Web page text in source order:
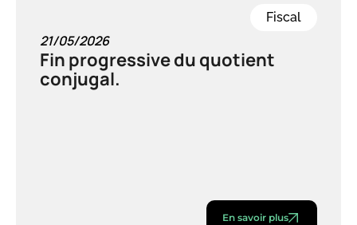
Fiscal
21/05/2026
Fin progressive du quotient
conjugal.
En savoir plus